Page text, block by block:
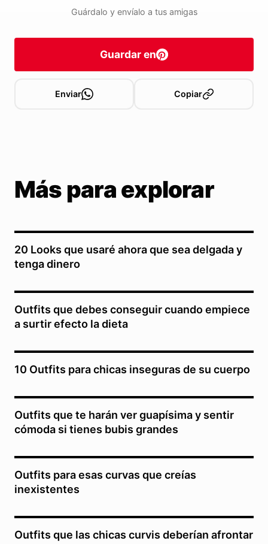
Guárdalo y envíalo a tus amigas
Guardar en
Enviar Copiar
Más para explorar
20 Looks que usaré ahora que sea delgada y
tenga dinero
Outfits que debes conseguir cuando empiece
a surtir efecto la dieta
10 Outfits para chicas inseguras de su cuerpo
Outfits que te harán ver guapísima y sentir
cómoda si tienes bubis grandes
Outfits para esas curvas que creías
inexistentes
Outfits que las chicas curvis deberían afrontar